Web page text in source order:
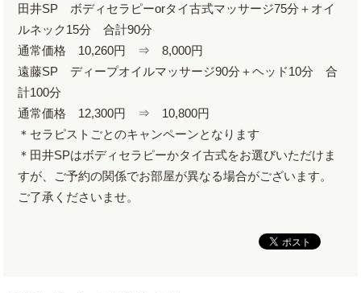
田井SP ボディセラピーorタイ古式マッサージ75分＋オイ
ルネック15分 合計90分
通常価格 10,260円 ⇒ 8,000円
遠藤SP ディープオイルマッサージ90分＋ヘッド10分 合
計100分
通常価格 12,300円 ⇒ 10,800円
＊セラピストごとのキャンペーンとなります
＊田井SPはボディセラピーかタイ古式をお選びいただけま
すが、ご予約の関係でお部屋が異なる場合がございます。
ご了承くださいませ。